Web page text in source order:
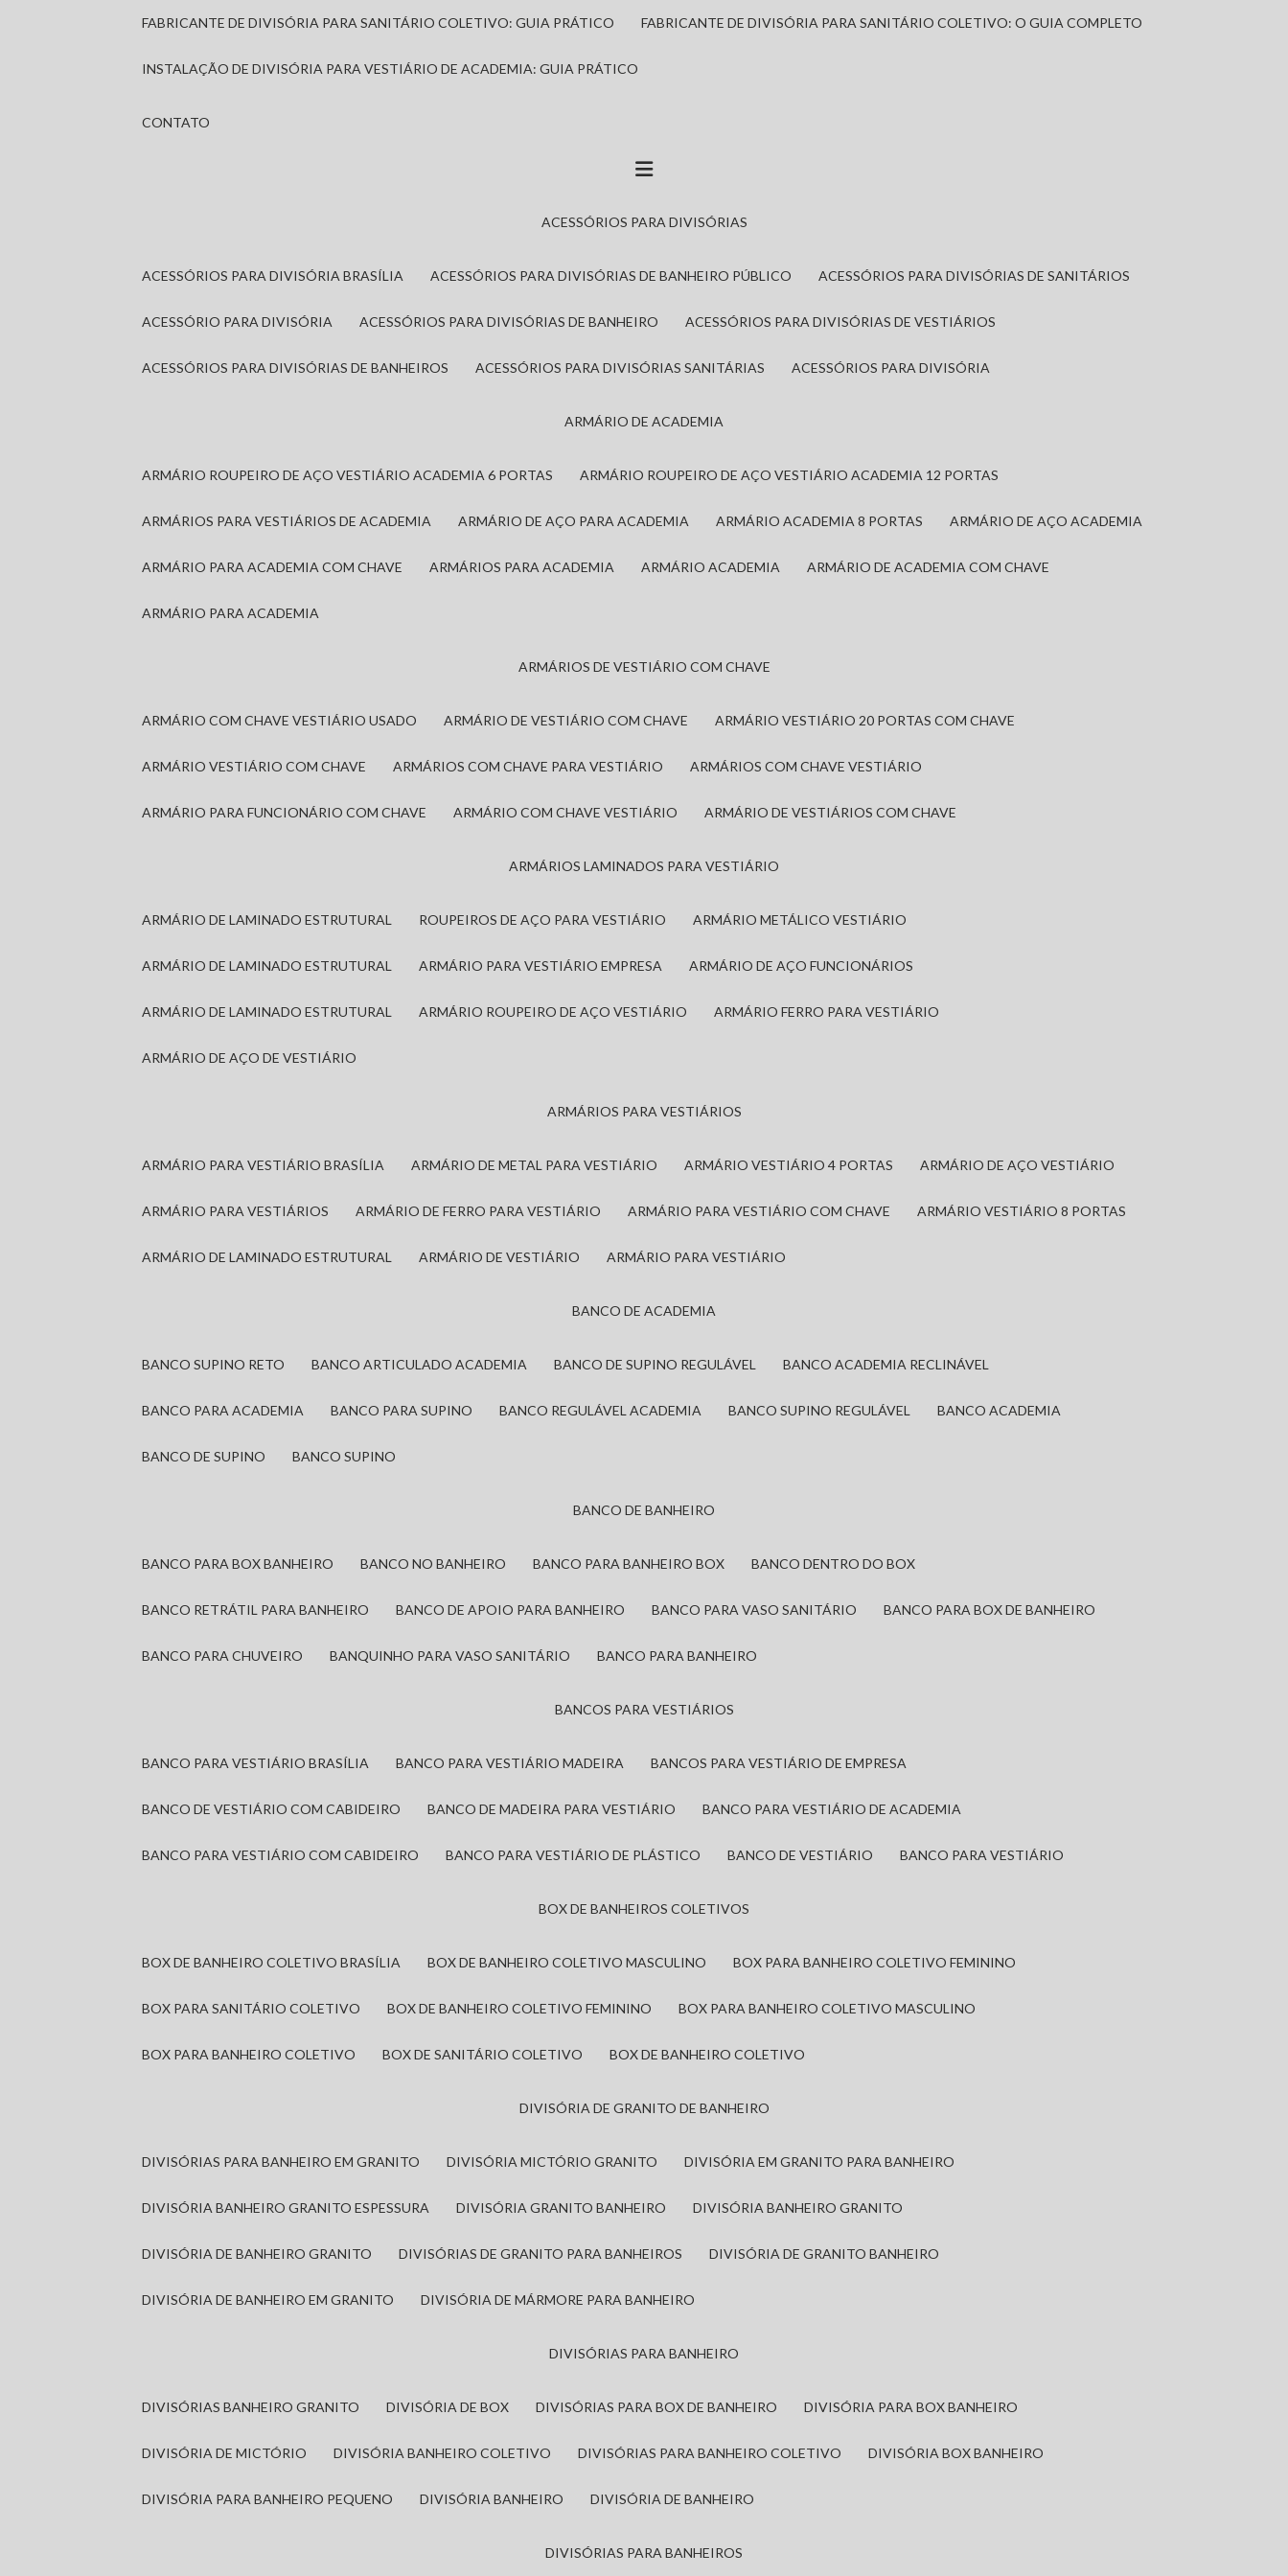
FABRICANTE DE DIVISÓRIA PARA SANITÁRIO COLETIVO: GUIA PRÁTICO FABRICANTE DE DIVISÓRIA PARA SANITÁRIO COLETIVO: O GUIA COMPLETO
INSTALAÇÃO DE DIVISÓRIA PARA VESTIÁRIO DE ACADEMIA: GUIA PRÁTICO
CONTATO
ACESSÓRIOS PARA DIVISÓRIAS
ACESSÓRIOS PARA DIVISÓRIA BRASÍLIA ACESSÓRIOS PARA DIVISÓRIAS DE BANHEIRO PÚBLICO ACESSÓRIOS PARA DIVISÓRIAS DE SANITÁRIOS
ACESSÓRIO PARA DIVISÓRIA ACESSÓRIOS PARA DIVISÓRIAS DE BANHEIRO ACESSÓRIOS PARA DIVISÓRIAS DE VESTIÁRIOS
ACESSÓRIOS PARA DIVISÓRIAS DE BANHEIROS ACESSÓRIOS PARA DIVISÓRIAS SANITÁRIAS ACESSÓRIOS PARA DIVISÓRIA
ARMÁRIO DE ACADEMIA
ARMÁRIO ROUPEIRO DE AÇO VESTIÁRIO ACADEMIA 6 PORTAS ARMÁRIO ROUPEIRO DE AÇO VESTIÁRIO ACADEMIA 12 PORTAS
ARMÁRIOS PARA VESTIÁRIOS DE ACADEMIA ARMÁRIO DE AÇO PARA ACADEMIA ARMÁRIO ACADEMIA 8 PORTAS ARMÁRIO DE AÇO ACADEMIA
ARMÁRIO PARA ACADEMIA COM CHAVE ARMÁRIOS PARA ACADEMIA ARMÁRIO ACADEMIA ARMÁRIO DE ACADEMIA COM CHAVE
ARMÁRIO PARA ACADEMIA
ARMÁRIOS DE VESTIÁRIO COM CHAVE
ARMÁRIO COM CHAVE VESTIÁRIO USADO ARMÁRIO DE VESTIÁRIO COM CHAVE ARMÁRIO VESTIÁRIO 20 PORTAS COM CHAVE
ARMÁRIO VESTIÁRIO COM CHAVE ARMÁRIOS COM CHAVE PARA VESTIÁRIO ARMÁRIOS COM CHAVE VESTIÁRIO
ARMÁRIO PARA FUNCIONÁRIO COM CHAVE ARMÁRIO COM CHAVE VESTIÁRIO ARMÁRIO DE VESTIÁRIOS COM CHAVE
ARMÁRIOS LAMINADOS PARA VESTIÁRIO
ARMÁRIO DE LAMINADO ESTRUTURAL ROUPEIROS DE AÇO PARA VESTIÁRIO ARMÁRIO METÁLICO VESTIÁRIO
ARMÁRIO DE LAMINADO ESTRUTURAL ARMÁRIO PARA VESTIÁRIO EMPRESA ARMÁRIO DE AÇO FUNCIONÁRIOS
ARMÁRIO DE LAMINADO ESTRUTURAL ARMÁRIO ROUPEIRO DE AÇO VESTIÁRIO ARMÁRIO FERRO PARA VESTIÁRIO
ARMÁRIO DE AÇO DE VESTIÁRIO
ARMÁRIOS PARA VESTIÁRIOS
ARMÁRIO PARA VESTIÁRIO BRASÍLIA ARMÁRIO DE METAL PARA VESTIÁRIO ARMÁRIO VESTIÁRIO 4 PORTAS ARMÁRIO DE AÇO VESTIÁRIO
ARMÁRIO PARA VESTIÁRIOS ARMÁRIO DE FERRO PARA VESTIÁRIO ARMÁRIO PARA VESTIÁRIO COM CHAVE ARMÁRIO VESTIÁRIO 8 PORTAS
ARMÁRIO DE LAMINADO ESTRUTURAL ARMÁRIO DE VESTIÁRIO ARMÁRIO PARA VESTIÁRIO
BANCO DE ACADEMIA
BANCO SUPINO RETO BANCO ARTICULADO ACADEMIA BANCO DE SUPINO REGULÁVEL BANCO ACADEMIA RECLINÁVEL
BANCO PARA ACADEMIA BANCO PARA SUPINO BANCO REGULÁVEL ACADEMIA BANCO SUPINO REGULÁVEL BANCO ACADEMIA
BANCO DE SUPINO BANCO SUPINO
BANCO DE BANHEIRO
BANCO PARA BOX BANHEIRO BANCO NO BANHEIRO BANCO PARA BANHEIRO BOX BANCO DENTRO DO BOX
BANCO RETRÁTIL PARA BANHEIRO BANCO DE APOIO PARA BANHEIRO BANCO PARA VASO SANITÁRIO BANCO PARA BOX DE BANHEIRO
BANCO PARA CHUVEIRO BANQUINHO PARA VASO SANITÁRIO BANCO PARA BANHEIRO
BANCOS PARA VESTIÁRIOS
BANCO PARA VESTIÁRIO BRASÍLIA BANCO PARA VESTIÁRIO MADEIRA BANCOS PARA VESTIÁRIO DE EMPRESA
BANCO DE VESTIÁRIO COM CABIDEIRO BANCO DE MADEIRA PARA VESTIÁRIO BANCO PARA VESTIÁRIO DE ACADEMIA
BANCO PARA VESTIÁRIO COM CABIDEIRO BANCO PARA VESTIÁRIO DE PLÁSTICO BANCO DE VESTIÁRIO BANCO PARA VESTIÁRIO
BOX DE BANHEIROS COLETIVOS
BOX DE BANHEIRO COLETIVO BRASÍLIA BOX DE BANHEIRO COLETIVO MASCULINO BOX PARA BANHEIRO COLETIVO FEMININO
BOX PARA SANITÁRIO COLETIVO BOX DE BANHEIRO COLETIVO FEMININO BOX PARA BANHEIRO COLETIVO MASCULINO
BOX PARA BANHEIRO COLETIVO BOX DE SANITÁRIO COLETIVO BOX DE BANHEIRO COLETIVO
DIVISÓRIA DE GRANITO DE BANHEIRO
DIVISÓRIAS PARA BANHEIRO EM GRANITO DIVISÓRIA MICTÓRIO GRANITO DIVISÓRIA EM GRANITO PARA BANHEIRO
DIVISÓRIA BANHEIRO GRANITO ESPESSURA DIVISÓRIA GRANITO BANHEIRO DIVISÓRIA BANHEIRO GRANITO
DIVISÓRIA DE BANHEIRO GRANITO DIVISÓRIAS DE GRANITO PARA BANHEIROS DIVISÓRIA DE GRANITO BANHEIRO
DIVISÓRIA DE BANHEIRO EM GRANITO DIVISÓRIA DE MÁRMORE PARA BANHEIRO
DIVISÓRIAS PARA BANHEIRO
DIVISÓRIAS BANHEIRO GRANITO DIVISÓRIA DE BOX DIVISÓRIAS PARA BOX DE BANHEIRO DIVISÓRIA PARA BOX BANHEIRO
DIVISÓRIA DE MICTÓRIO DIVISÓRIA BANHEIRO COLETIVO DIVISÓRIAS PARA BANHEIRO COLETIVO DIVISÓRIA BOX BANHEIRO
DIVISÓRIA PARA BANHEIRO PEQUENO DIVISÓRIA BANHEIRO DIVISÓRIA DE BANHEIRO
DIVISÓRIAS PARA BANHEIROS